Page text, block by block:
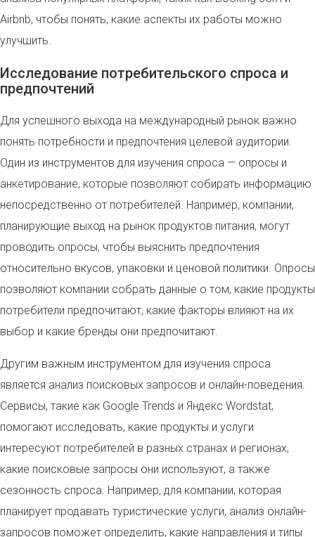
Airbnb, чтобы понять, какие аспекты их работы можно
улучшить.
Исследование потребительского спроса и
предпочтений
Для успешного выхода на международный рынок важно
понять потребности и предпочтения целевой аудитории.
Один из инструментов для изучения спроса — опросы и
анкетирование, которые позволяют собирать информацию
непосредственно от потребителей. Например, компании,
планирующие выход на рынок продуктов питания, могут
проводить опросы, чтобы выяснить предпочтения
относительно вкусов, упаковки и ценовой политики. Опросы
позволяют компании собрать данные о том, какие продукты
потребители предпочитают, какие факторы влияют на их
выбор и какие бренды они предпочитают.
Другим важным инструментом для изучения спроса
является анализ поисковых запросов и онлайн-поведения.
Сервисы, такие как Google Trends и Яндекс Wordstat,
помогают исследовать, какие продукты и услуги
интересуют потребителей в разных странах и регионах,
какие поисковые запросы они используют, а также
сезонность спроса. Например, для компании, которая
планирует продавать туристические услуги, анализ онлайн-
запросов поможет определить, какие направления и типы